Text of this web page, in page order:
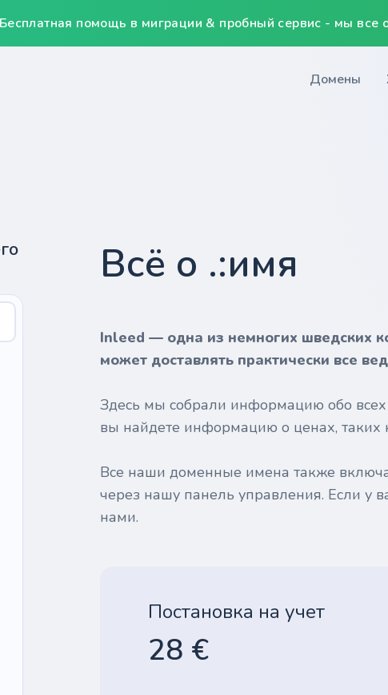
помощь в миграции & пробный сервис - мы все
Домены
Всё о .:имя
Inleed — одна из немногих шведских
может доставлять практически все
Здесь мы собрали информацию обо
вы найдете информацию о ценах, таких
Все наши доменные имена также
через нашу панель управления. Если у
нами.
Постановка на учет
28 €